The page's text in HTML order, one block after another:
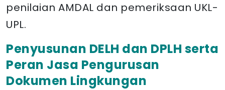
penilaian AMDAL dan pemeriksaan UKL-
UPL.
Penyusunan DELH dan DPLH serta
Peran Jasa Pengurusan
Dokumen Lingkungan